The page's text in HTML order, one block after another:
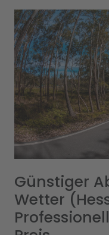
Günstiger
Wetter